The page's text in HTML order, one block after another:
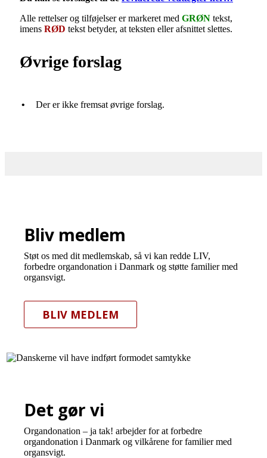
Alle rettelser og tilføjelser er markeret med GRØN tekst,
imens RØD tekst betyder, at teksten eller afsnittet slettes.
Øvrige forslag
• Der er ikke fremsat øvrige forslag.
Bliv medlem
Støt os med dit medlemskab, så vi kan redde LIV,
forbedre organdonation i Danmark og støtte familier med
organsvigt.
BLIV MEDLEM
Det gør vi
Organdonation – ja tak! arbejder for at forbedre
organdonation i Danmark og vilkårene for familier med
organsvigt.